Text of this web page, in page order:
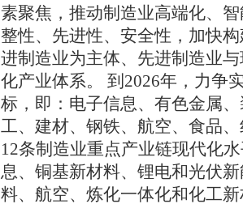
素聚焦，推动制造业高端化、
整性、先进性、安全性，加快
进制造业为主体、先进制造业
化产业体系。 到2026年，力争
标，即：电子信息、有色金属
工、建材、钢铁、航空、食品
12条制造业重点产业链现代化
息、铜基新材料、锂电和光伏
料、航空、炼化一体化和化工